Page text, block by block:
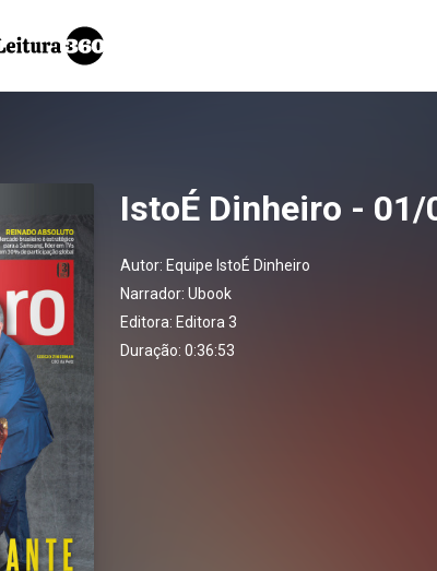
IstoÉ Dinheiro -
Autor: Equipe IstoÉ Dinheiro
Narrador: Ubook
Editora: Editora 3
Duração: 0:36:53